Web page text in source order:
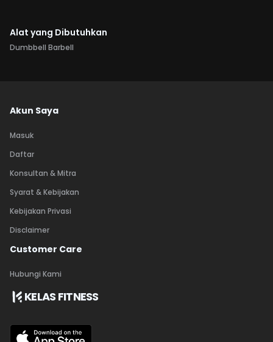
Alat yang Dibutuhkan
Dumbbell Barbell
Akun Saya
Masuk
Daftar
Konsultan & Mitra
Syarat & Kebijakan
Kebijakan Privasi
Disclaimer
Customer Care
Hubungi Kami
KELAS FITNESS